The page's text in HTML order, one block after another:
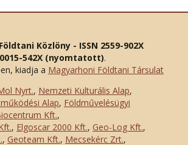
Közlöny - ISSN 2559-902X
542X (nyomtatott).
kiadja a Magyarhoni Földtani Társulat
Nyrt., Nemzeti Kulturális Alap,
Alap, Földművelésügyi
Kft.,
., Elgoscar 2000 Kft., Geo-Log Kft.,
, Geoteam Kft., Mecsekérc Zrt.,